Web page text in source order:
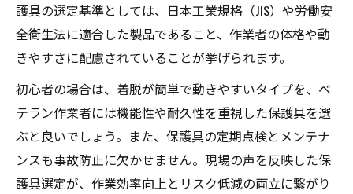
護具の選定基準としては、日本工業規格（JIS）や労働安
全衛生法に適合した製品であること、作業者の体格や動
きやすさに配慮されていることが挙げられます。
初心者の場合は、着脱が簡単で動きやすいタイプを、ベ
テラン作業者には機能性や耐久性を重視した保護具を選
ぶと良いでしょう。また、保護具の定期点検とメンテナ
ンスも事故防止に欠かせません。現場の声を反映した保
護具選定が、作業効率向上とリスク低減の両立に繋がり